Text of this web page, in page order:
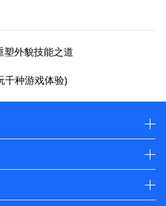
塑外貌技能之道
千种游戏体验)